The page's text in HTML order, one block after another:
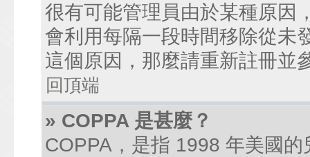
很有可能管理員由於某種原因
會利用每隔一段時間移除從未
這個原因，那麼請重新註冊並
回頂端
» COPPA 是甚麼？
COPPA，是指 1998 年美國